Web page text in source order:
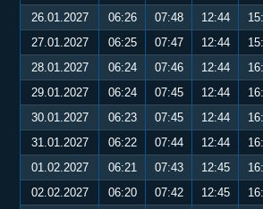
26.01.2027
06:26 07:48 12:44
27.01.2027
06:25 07:47 12:44
28.01.2027
06:24 07:46 12:44
29.01.2027
06:24 07:45 12:44
30.01.2027
06:23 07:45 12:44
31.01.2027
06:22 07:44 12:44
01.02.2027
06:21 07:43 12:45
02.02.2027
06:20 07:42 12:45